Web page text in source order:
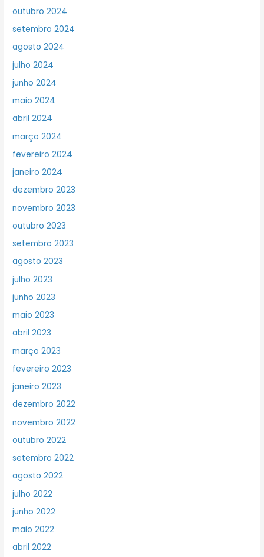
outubro 2024
setembro 2024
agosto 2024
julho 2024
junho 2024
maio 2024
abril 2024
março 2024
fevereiro 2024
janeiro 2024
dezembro 2023
novembro 2023
outubro 2023
setembro 2023
agosto 2023
julho 2023
junho 2023
maio 2023
abril 2023
março 2023
fevereiro 2023
janeiro 2023
dezembro 2022
novembro 2022
outubro 2022
setembro 2022
agosto 2022
julho 2022
junho 2022
maio 2022
abril 2022